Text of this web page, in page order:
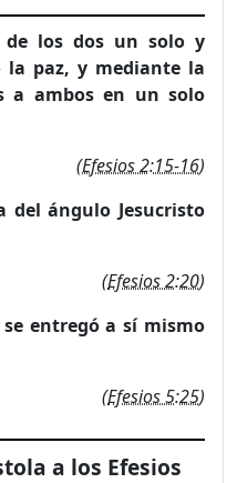
los dos un solo y
la paz, y mediante la
a ambos en un solo
(Efesios 2:15-16)
del ángulo Jesucristo
(Efesios 2:20)
entregó a sí mismo
(Efesios 5:25)
a los Efesios